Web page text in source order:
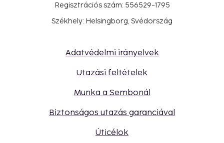
Regisztrációs szám: 556529-1795
Székhely: Helsingborg, Svédország
Adatvédelmi irányelvek
Utazási feltételek
Munka a Sembonál
Biztonságos utazás garanciával
Úticélok